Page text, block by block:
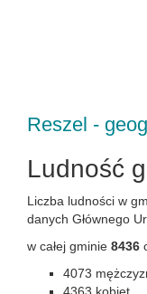
Reszel -
Ludność
Liczba ludności w
danych Głównego
w całej gminie 8436
4073